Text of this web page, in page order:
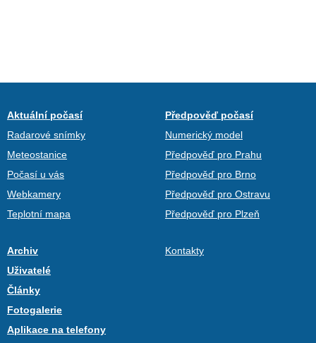
Aktuální počasí
Radarové snímky
Meteostanice
Počasí u vás
Webkamery
Teplotní mapa
Předpověď počasí
Numerický model
Předpověď pro Prahu
Předpověď pro Brno
Předpověď pro Ostravu
Předpověď pro Plzeň
Archiv
Uživatelé
Články
Fotogalerie
Aplikace na telefony
Kontakty